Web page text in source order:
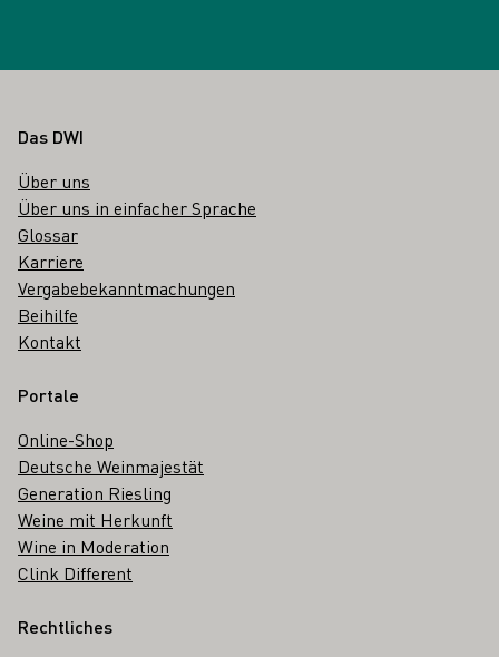
Fußbereich
Das DWI
Über uns
Über uns in einfacher Sprache
Glossar
Karriere
Vergabebekanntmachungen
Beihilfe
Kontakt
Portale
Online-Shop
Deutsche Weinmajestät
Generation Riesling
Weine mit Herkunft
Wine in Moderation
Clink Different
Rechtliches